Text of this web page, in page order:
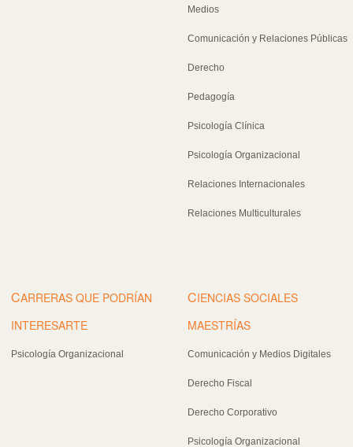
Medios
Comunicación y Relaciones Públicas
Derecho
Pedagogía
Psicología Clínica
Psicología Organizacional
Relaciones Internacionales
Relaciones Multiculturales
CARRERAS QUE PODRÍAN
INTERESARTE
Psicología Organizacional
CIENCIAS SOCIALES
MAESTRÍAS
Comunicación y Medios Digitales
Derecho Fiscal
Derecho Corporativo
Psicología Organizacional